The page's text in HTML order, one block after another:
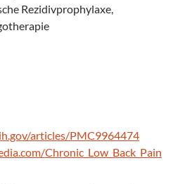
Rezidivprophylaxe,
articles/PMC9964474
Chronic_Low_Back_Pain